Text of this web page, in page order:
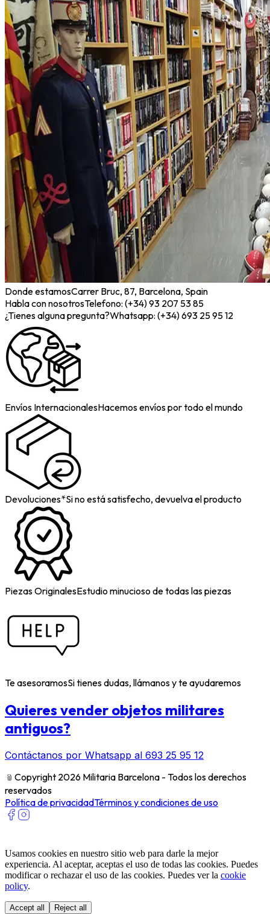
Donde estamosCarrer Bruc, 87, Barcelona, Spain
Habla con nosotrosTelefono: (+34) 93 207 53 85
¿Tienes alguna pregunta?Whatsapp: (+34) 693 25 95 12
Envíos InternacionalesHacemos envíos por todo el mundo
Devoluciones*Si no está satisfecho, devuelva el producto
Piezas OriginalesEstudio minucioso de todas las piezas
Te asesoramosSi tienes dudas, llámanos y te ayudaremos
Quieres vender objetos militares
antiguos?
Contáctanos por Whatsapp al 693 25 95 12
﹫ Copyright 2026 Militaria Barcelona - Todos los derechos
reservados
Política de privacidadTérminos y condiciones de uso
Usamos cookies en nuestro sitio web para darle la mejor
experiencia. Al aceptar, aceptas el uso de todas las cookies. Puedes
modificar o rechazar el uso de las cookies. Puedes ver la cookie
policy.
Accept all Reject all